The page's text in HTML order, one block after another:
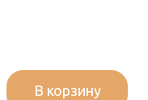
В корзину